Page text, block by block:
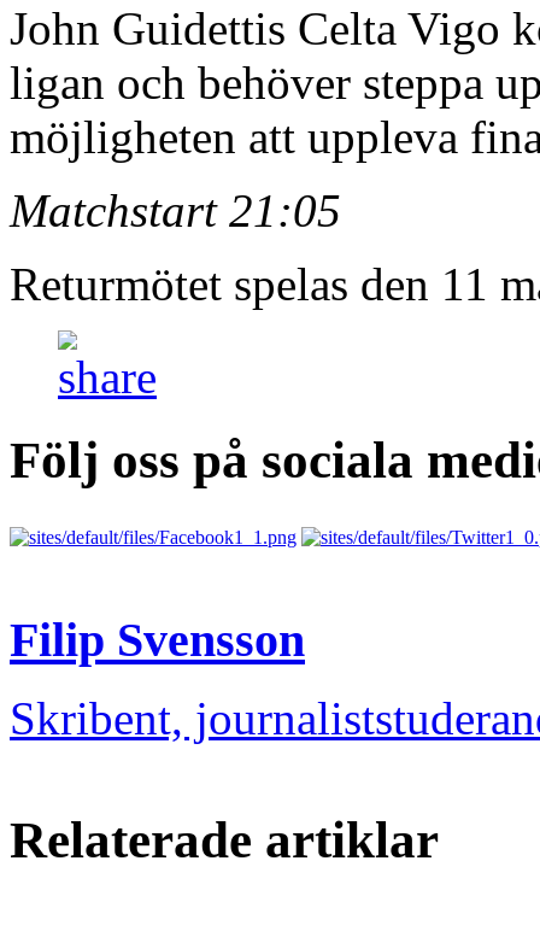
John Guidettis Celta Vigo
ligan och behöver steppa
möjligheten att uppleva
Matchstart 21:05
Returmötet spelas den 11
Följ oss på sociala
Filip Svensson
Skribent,
Relaterade artiklar